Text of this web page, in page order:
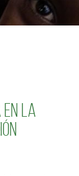
en la